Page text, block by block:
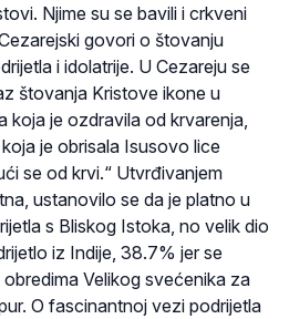
Njime su se bavili i crkveni
govori o štovanju
i idolatrije. U Cezareju se
štovanja Kristove ikone u
koja je ozdravila od krvarenja,
je obrisala Isusovo lice
se od krvi.“ Utvrđivanjem
ustanovilo se da je platno u
s Bliskog Istoka, no velik dio
iz Indije, 38.7% jer se
Velikog svećenika za
O fascinantnoj vezi podrijetla